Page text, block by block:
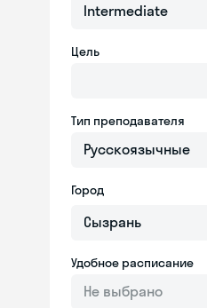
Intermediate
Цель
Тип преподавателя
Русскоязычные
Город
Удобное расписание
Не выбрано